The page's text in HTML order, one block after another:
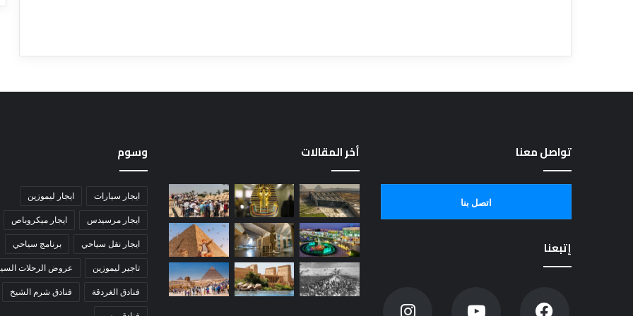
تواصل معنا
اتصل بنا
إتبعنا
أخر المقالات وسوم
ايجار سيارات ايجار ليموزين
ايجار مرسيدس ايجار ميكروباص
ايجار نقل سياحي برنامج سياحي
تاجير ليموزين عروض الرحلات
فنادق الغردقة فنادق شرم الشيخ